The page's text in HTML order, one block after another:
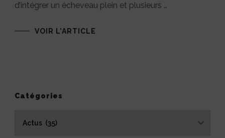
d’intégrer un écheveau plein et plusieurs …
VOIR L'ARTICLE
Catégories
Catégories